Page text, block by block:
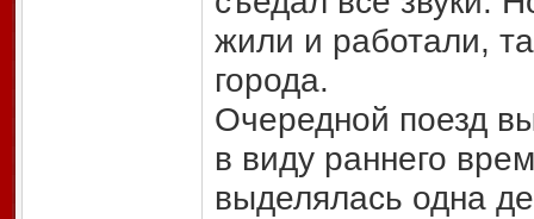
жили и работали,
города.
Очередной поезд
в виду раннего
выделялась одна